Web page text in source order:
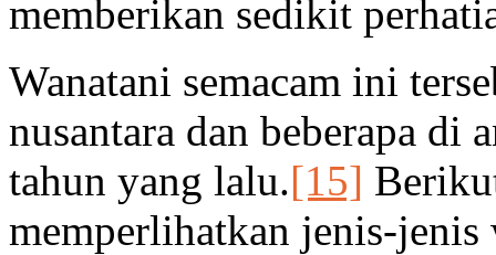
memberikan sedikit
Wanatani semacam ini
nusantara dan beberapa di
tahun yang lalu.[15]
memperlihatkan jenis-jenis